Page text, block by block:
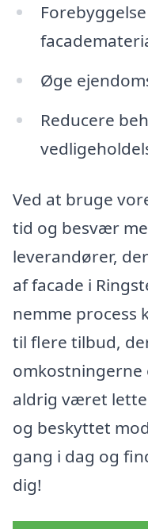
Øge
Reducere
Ved at bruge
tid og besvær
leverandører,
af facade i
nemme process
til flere tilbud,
omkostningerne
aldrig været
og beskyttet
gang i dag og
dig!